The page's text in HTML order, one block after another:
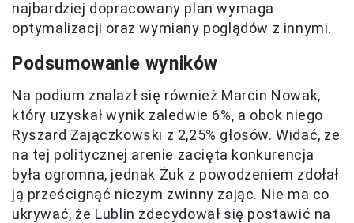
najbardziej dopracowany plan wymaga
optymalizacji oraz wymiany poglądów z innymi.
Podsumowanie wyników
Na podium znalazł się również Marcin Nowak,
który uzyskał wynik zaledwie 6%, a obok niego
Ryszard Zajączkowski z 2,25% głosów. Widać, że
na tej politycznej arenie zacięta konkurencja
była ogromna, jednak Żuk z powodzeniem zdołał
ją prześcignąć niczym zwinny zając. Nie ma co
ukrywać, że Lublin zdecydował się postawić na